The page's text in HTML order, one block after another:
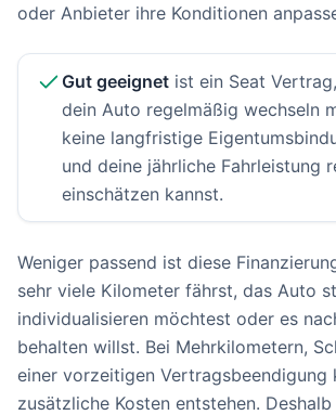
oder Anbieter ihre Konditionen
Gut geeignet ist ein Seat
dein Auto regelmäßig wechseln
keine langfristige
und deine jährliche Fahrleistung
einschätzen kannst.
Weniger passend ist diese
sehr viele Kilometer fährst, das Auto
individualisieren möchtest oder es
behalten willst. Bei Mehrkilometern,
einer vorzeitigen Vertragsbeendigung
zusätzliche Kosten entstehen.